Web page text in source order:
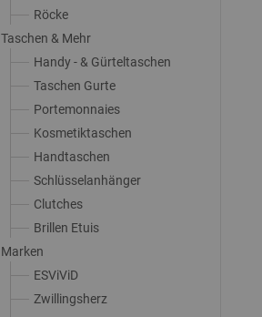
Röcke
Taschen & Mehr
Handy - & Gürteltaschen
Taschen Gurte
Portemonnaies
Kosmetiktaschen
Handtaschen
Schlüsselanhänger
Clutches
Brillen Etuis
Marken
ESViViD
Zwillingsherz